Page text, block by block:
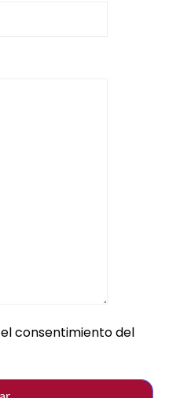
el consentimiento del